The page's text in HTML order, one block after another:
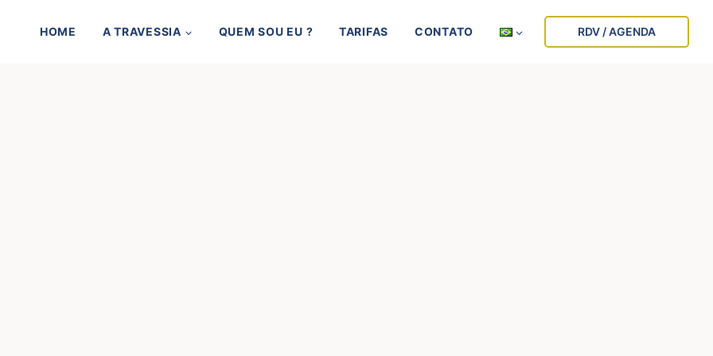
HOME A TRAVESSIA QUEM SOU EU ? TARIFAS CONTATO RDV / AGENDA